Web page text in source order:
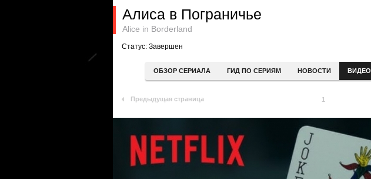
Алиса в Пограничье
Alice in Borderland
Статус: Завершен
ОБЗОР СЕРИАЛА ГИД ПО СЕРИЯМ НОВОСТИ ВИДЕО
Предыдущая страница 1